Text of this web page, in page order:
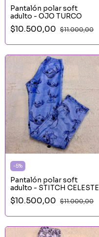
Pantalón polar soft
adulto - OJO TURCO
$10.500,00 $11.000,00
-5%
Pantalón polar soft
adulto - STITCH CELESTE
$10.500,00 $11.000,00